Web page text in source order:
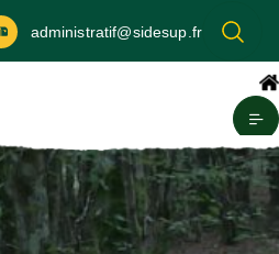
administratif@sidesup.fr